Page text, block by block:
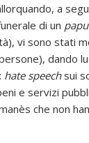
a
di un papu
vi sono stati
dando
hate speechsui
e servizi
che non